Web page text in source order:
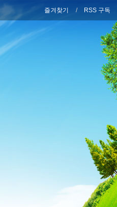
즐겨찾기 RSS 구독